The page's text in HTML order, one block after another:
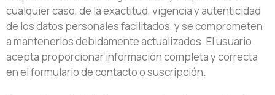
cualquier caso, de la exactitud, vigencia y autenticidad
de los datos personales facilitados, y se comprometen
a mantenerlos debidamente actualizados. El usuario
acepta proporcionar información completa y correcta
en el formulario de contacto o suscripción.